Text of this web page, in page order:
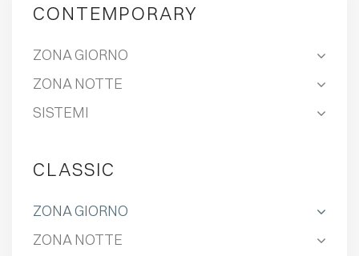
CONTEMPORARY
ZONA GIORNO
ZONA NOTTE
SISTEMI
CLASSIC
ZONA GIORNO
ZONA NOTTE